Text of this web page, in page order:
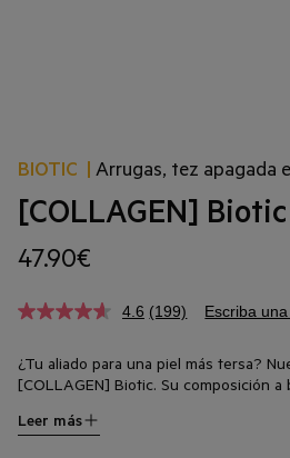
BIOTIC | Arrugas, tez apagada
[COLLAGEN] Biotic
47.90€
4.6 (199) Escriba
¿Tu aliado para una piel más tersa?
[COLLAGEN] Biotic. Su composición
para restaurar la elasticidad natural de
Leer más